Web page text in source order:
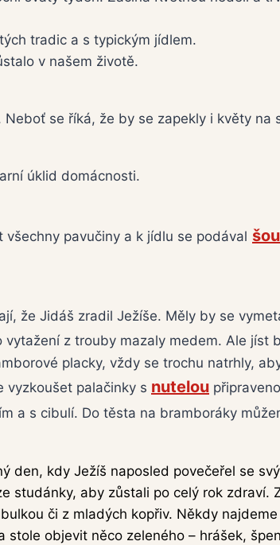
tradic a s typickým jídlem.
v našem životě.
se říká, že by se zapekly i květy
úklid domácnosti.
pavučiny a k jídlu se podával
že Jidáš zradil Ježíše. Měly by se
vytažení z trouby mazaly medem. Ale jíst
placky, vždy se trochu natrhly,
vyzkoušet palačinky s nutelou
a s cibulí. Do těsta na bramboráky
den, kdy Ježíš naposled povečeřel se
studánky, aby zůstali po celý rok
či z mladých kopřiv. Někdy
stole objevit něco zeleného – hrášek,